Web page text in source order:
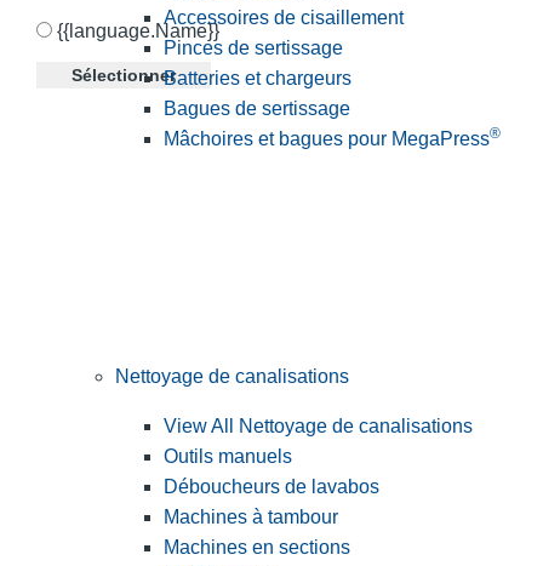
{{language.Name}}
Sélectionner
Accessoires de cisaillement
Pinces de sertissage
Batteries et chargeurs
Bagues de sertissage
Mâchoires et bagues pour MegaPress®
Nettoyage de canalisations
View All Nettoyage de canalisations
Outils manuels
Déboucheurs de lavabos
Machines à tambour
Machines en sections